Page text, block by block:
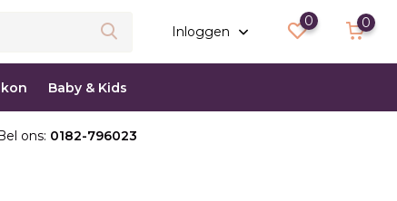
Inloggen
0 0
Baby & Kids
ons: 0182-796023